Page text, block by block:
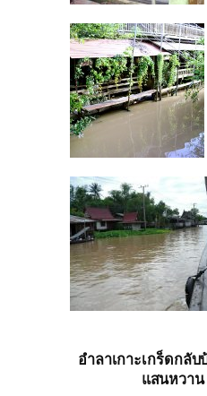
อำลาเกาะเกร็ดกลั
แสนหวาน